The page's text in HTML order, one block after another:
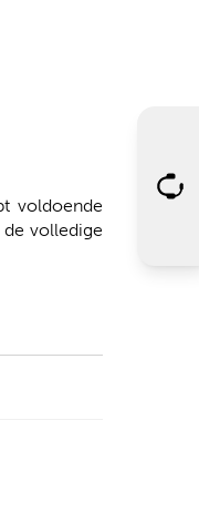
voldoende
volledige